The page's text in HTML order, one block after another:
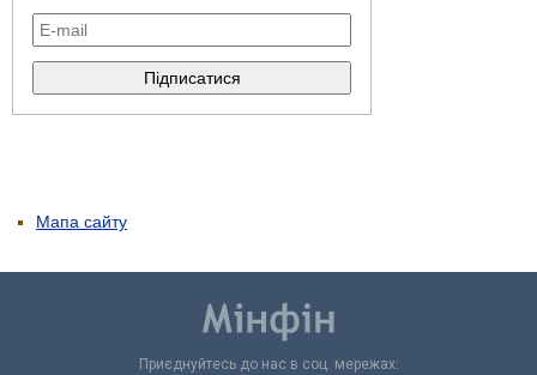
Мапа сайту
Приєднуйтесь до нас в соц. мережах: